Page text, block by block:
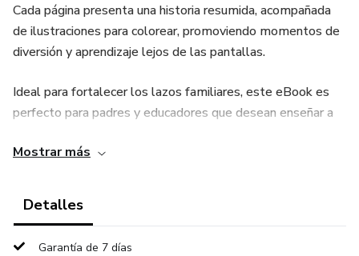
Cada página presenta una historia resumida, acompañada
de ilustraciones para colorear, promoviendo momentos de
diversión y aprendizaje lejos de las pantallas.
Ideal para fortalecer los lazos familiares, este eBook es
perfecto para padres y educadores que desean enseñar a
e inolvidable!
Mostrar más
Detalles
Garantía de 7 días